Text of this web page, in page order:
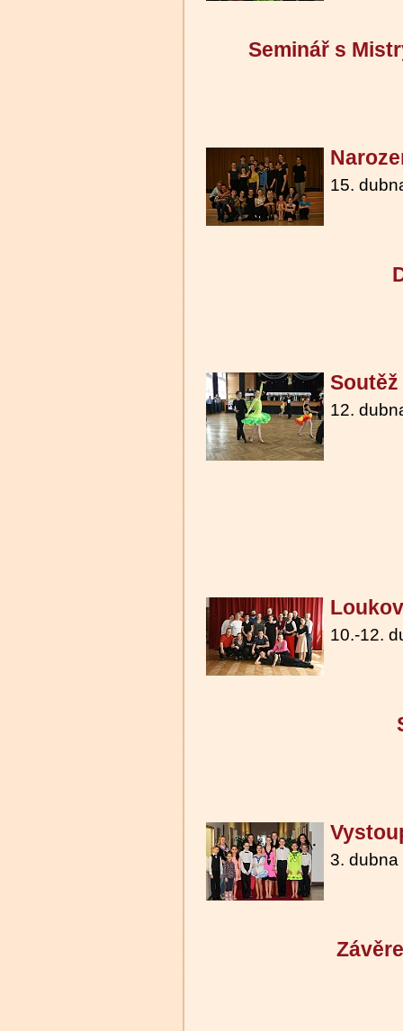
Seminář s
15.
12.
10.-12.
3. dubna